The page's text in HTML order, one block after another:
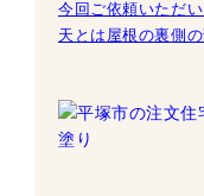
今回ご依頼いただい
天とは屋根の裏側